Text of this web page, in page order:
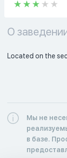
О
Located on the
Мы не
в базе.